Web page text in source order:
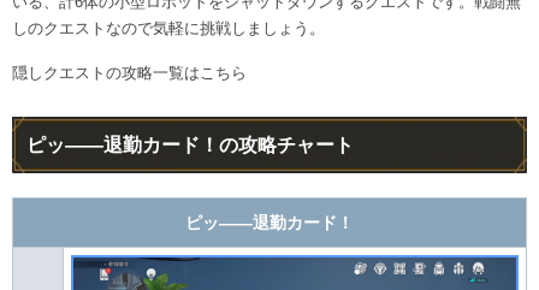
しのクエストなので気軽に挑戦しましょう。
隠しクエストの攻略一覧はこちら
ピッ――退勤カード！の攻略チャート
ピッ――退勤カード！